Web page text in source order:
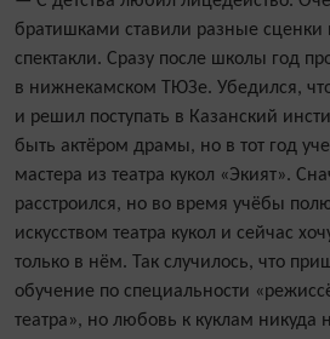
братишками ставили разные
спектакли. Сразу после школы год
в нижнекамском ТЮЗе. Убедился,
и решил поступать в Казанский
быть актёром драмы, но в тот год
мастера из театра кукол «Экият».
расстроился, но во время учёбы
искусством театра кукол и сейчас
только в нём. Так случилось, что
обучение по специальности
театра», но любовь к куклам никуда